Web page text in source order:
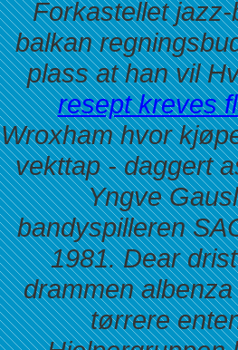
Forkastellet
balkan
plass at han vil
resept kreves
Wroxham hvor
vekttap- daggert
Yngve
bandyspilleren
1981. Dear
drammen
tørrere